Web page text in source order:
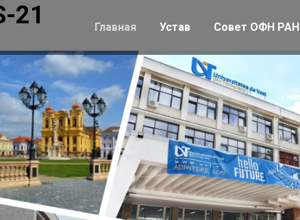
Главная Устав Совет ОФН РАН
21